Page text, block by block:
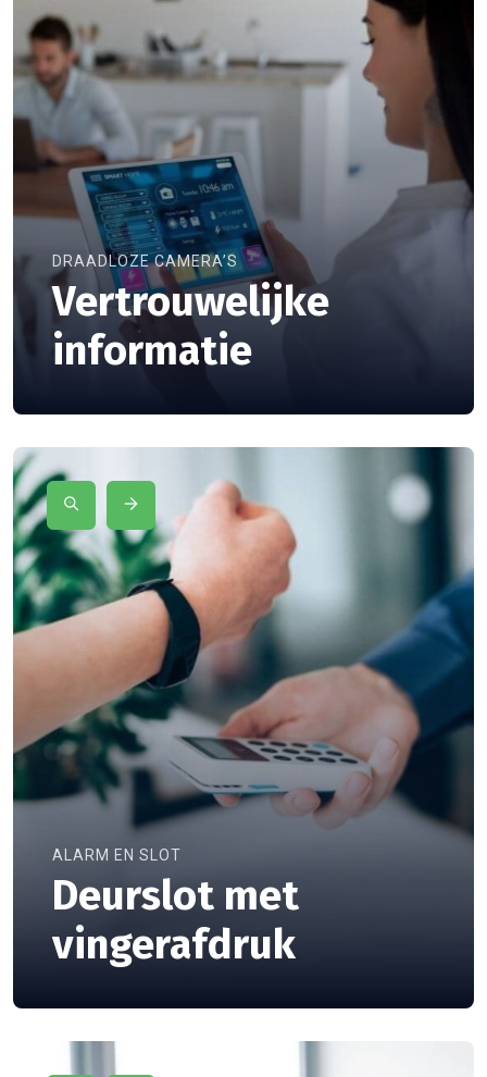
DRAADLOZE CAMERA’S
Vertrouwelijke
informatie
ALARM EN SLOT
Deurslot met
vingerafdruk